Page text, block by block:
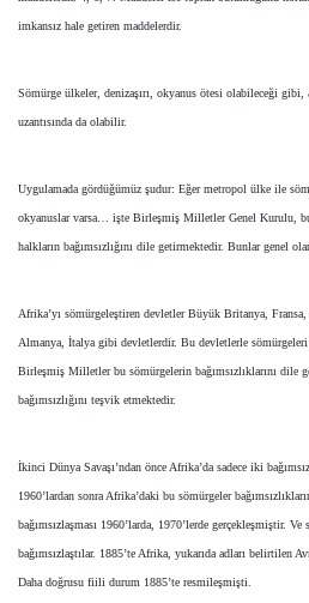
imkansız hale getiren maddelerdir.
Sömürge ülkeler, denizaşırı, okyanus ötesi olabileceği
uzantısında da olabilir.
Uygulamada gördüğümüz şudur: Eğer metropol ülke ile
okyanuslar varsa… işte Birleşmiş Milletler Genel Kurulu,
halkların bağımsızlığını dile getirmektedir. Bunlar genel
Afrika’yı sömürgeleştiren devletler Büyük Britanya,
Almanya, İtalya gibi devletlerdir. Bu devletlerle sömürgeleri
Birleşmiş Milletler bu sömürgelerin bağımsızlıklarını dile
bağımsızlığını teşvik etmektedir.
İkinci Dünya Savaşı’ndan önce Afrika’da sadece iki
1960’lardan sonra Afrika’daki bu sömürgeler
bağımsızlaşması 1960’larda, 1970’lerde gerçekleşmiştir. Ve
bağımsızlaştılar. 1885’te Afrika, yukarıda adları belirtilen
Daha doğrusu fiili durum 1885’te resmileşmişti.